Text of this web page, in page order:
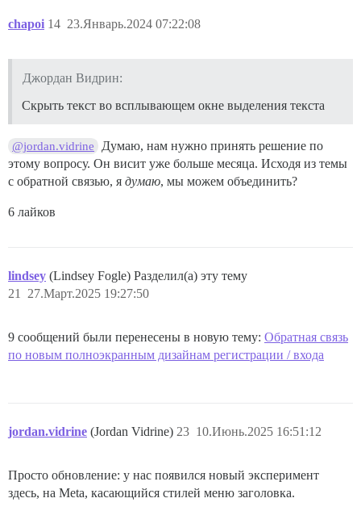
chapoi 23.Январь.2024 07:22:08
14
Джордан Видрин:
Скрыть текст во всплывающем окне выделения текста
@jordan.vidrine
Думаю, нам нужно принять решение по
этому вопросу. Он висит уже больше месяца. Исходя из темы
с обратной связью, я думаю, мы можем объединить?
6 лайков
lindsey (Lindsey Fogle) Разделил(а) эту тему
27.Март.2025 19:27:50
21
9 сообщений были перенесены в новую тему: Обратная связь
по новым полноэкранным дизайнам регистрации / входа
jordan.vidrine (Jordan Vidrine) 10.Июнь.2025 16:51:12
23
Просто обновление: у нас появился новый эксперимент
здесь, на Meta, касающийся стилей меню заголовка.